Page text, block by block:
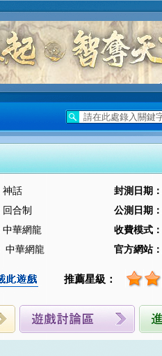
神話 封測日期：
回合制 公測日期：
中華網龍 收費模式：
中華網龍 官方網站：
推薦星級：